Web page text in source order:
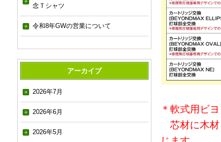
念Ｔシャツ
令和8年GWの営業について
アーカイブ
2026年7月
2026年6月
2026年5月
＊軟式用ビ
芯材に木材